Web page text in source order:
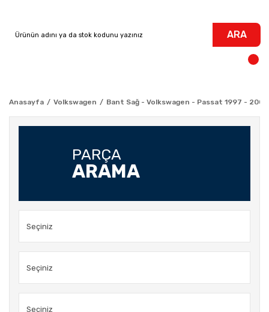
ARA
Anasayfa Volkswagen Bant Sağ - Volkswagen - Passat 1997 - 2000
PARÇA
ARAMA